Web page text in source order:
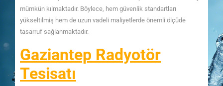
mümkün kılmaktadır. Böylece, hem güvenlik standartları
yükseltilmiş hem de uzun vadeli maliyetlerde önemli ölçüde
tasarruf sağlanmaktadır.
Gaziantep Radyotör
Tesisatı